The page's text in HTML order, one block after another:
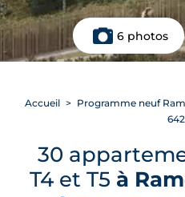
6 photos
Accueil Programme neuf
30
T4 et T5 à